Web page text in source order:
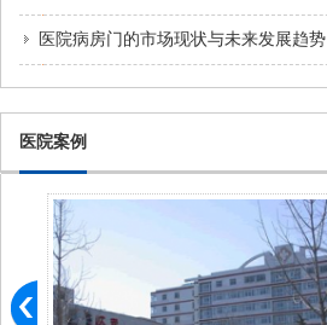
医院病房门的市场现状与未来发展趋势
医院案例